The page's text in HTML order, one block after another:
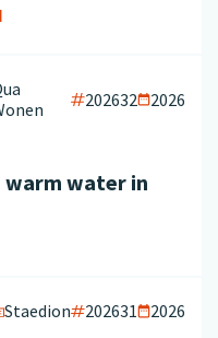
202632 2026
warm water in
Staedion 202631 2026